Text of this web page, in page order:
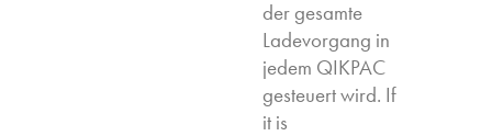
der gesamte
Ladevorgang in
jedem QIKPAC
gesteuert wird. If
it is